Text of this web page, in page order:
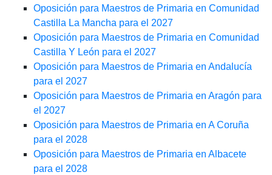
Oposición para Maestros de Primaria en Comunidad
Castilla La Mancha para el 2027
Oposición para Maestros de Primaria en Comunidad
Castilla Y León para el 2027
Oposición para Maestros de Primaria en Andalucía
para el 2027
Oposición para Maestros de Primaria en Aragón para
el 2027
Oposición para Maestros de Primaria en A Coruña
para el 2028
Oposición para Maestros de Primaria en Albacete
para el 2028